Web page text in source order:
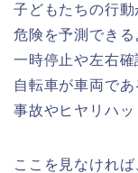
子どもたちの行動
危険を予測できる
一時停止や左右確
自転車が車両で
事故やヒヤリハッ
ここを見なけれ